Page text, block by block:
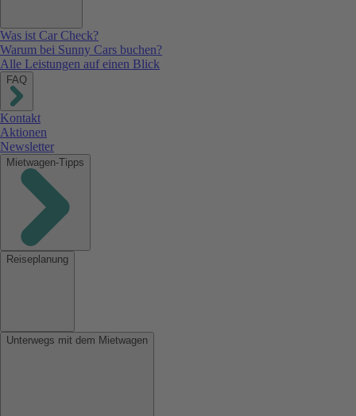
Was ist Car Check?
Warum bei Sunny Cars buchen?
Alle Leistungen auf einen Blick
FAQ
Kontakt
Aktionen
Newsletter
Mietwagen-Tipps
Reiseplanung
Unterwegs mit dem Mietwagen